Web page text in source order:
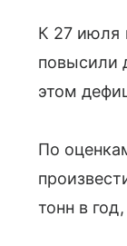
К 27 июля
повысили
этом
По
тонн в